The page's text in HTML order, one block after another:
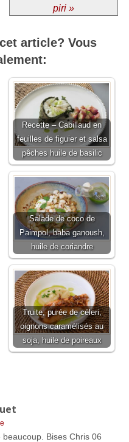
piri »
article? Vous
Recette – Cabillaud en
feuilles de figuier et salsa
pêches huile de basilic
Salade de coco de
Paimpol, baba ganoush,
huile de coriandre
Truite, purée de céleri,
oignons caramélisés au
soja, huile de poireaux
Bises Chris 06